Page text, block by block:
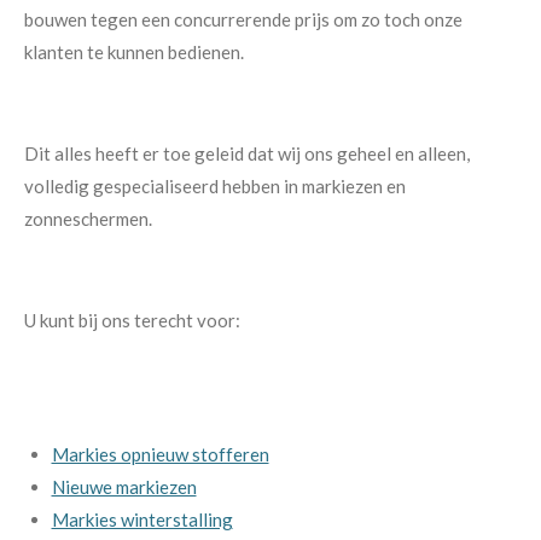
bouwen tegen een concurrerende prijs om zo toch onze
klanten te kunnen bedienen.
Dit alles heeft er toe geleid dat wij ons geheel en alleen,
volledig gespecialiseerd hebben in markiezen en
zonneschermen.
U kunt bij ons terecht voor:
Markies opnieuw stofferen
Nieuwe markiezen
Markies winterstalling